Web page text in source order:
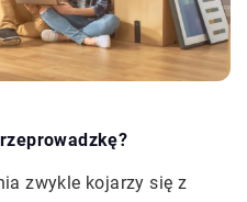
zwykle kojarzy się z